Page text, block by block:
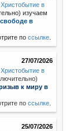
Христобытие в
изучаем
в
поссылке
27/07/2026
Христобытие в
к миру в
поссылке
25/07/2026